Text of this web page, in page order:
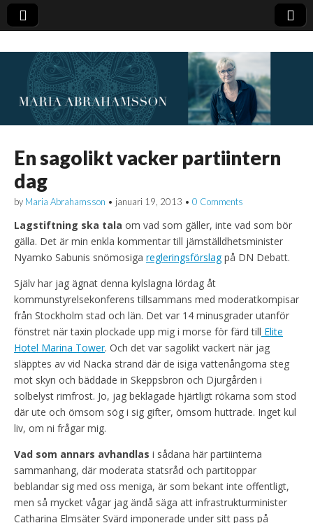
En sagolikt vacker partiintern
dag
by Maria Abrahamsson • januari 19, 2013 • 0 Comments
Lagstiftning ska tala om vad som gäller, inte vad som bör
gälla. Det är min enkla kommentar till jämställdhetsminister
Nyamko Sabunis snömosiga regleringsförslagpå DN Debatt.
Själv har jag ägnat denna kylslagna lördag åt
kommunstyrelsekonferens tillsammans med moderatkompisar
från Stockholm stad och län. Det var 14 minusgrader utanför
fönstret när taxin plockade upp mig i morse för färd till Elite
Hotel Marina Tower. Och det var sagolikt vackert när jag
släpptes av vid Nacka strand där de isiga vattenångorna steg
mot skyn och bäddade in Skeppsbron och Djurgården i
solbelyst rimfrost. Jo, jag beklagade hjärtligt rökarna som stod
där ute och ömsom sög i sig gifter, ömsom huttrade. Inget kul
liv, om ni frågar mig.
Vad som annars avhandlas i sådana här partiinterna
sammanhang, där moderata statsråd och partitoppar
beblandar sig med oss meniga, är som bekant inte offentligt,
men så mycket vågar jag ändå säga att infrastrukturminister
Catharina Elmsäter Svärd imponerade under sitt pass på